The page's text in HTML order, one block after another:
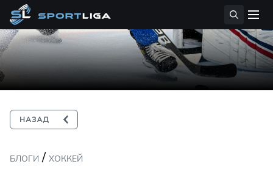
БЛОГИ / ХОККЕЙ